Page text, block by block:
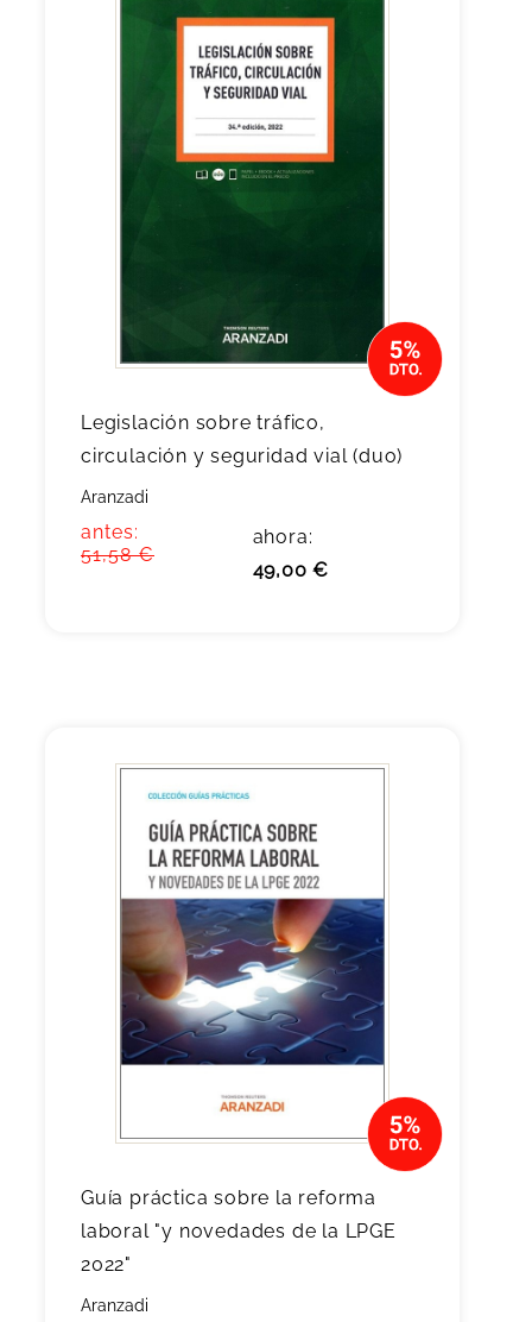
Legislación sobre tráfico,
circulación y seguridad vial (duo)
Aranzadi
antes:
51,58 €
ahora:
49,00 €
Guía práctica sobre la reforma
laboral "y novedades de la LPGE
2022"
Aranzadi